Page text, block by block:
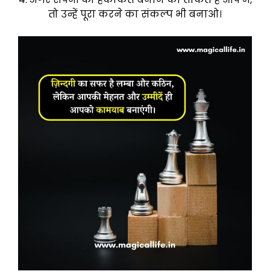
तो उन्हें पूरा करने का संकल्प भी बनाओ।